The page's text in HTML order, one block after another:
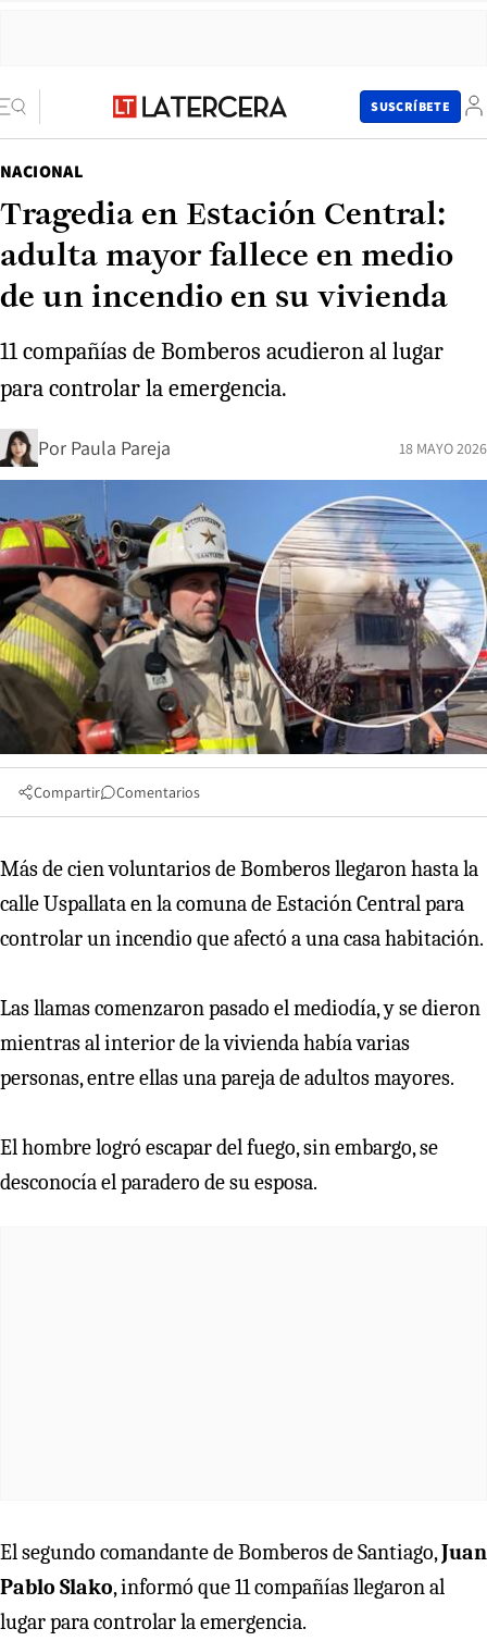
SUSCRÍBETE
NACIONAL
Tragedia en Estación Central:
adulta mayor fallece en medio
de un incendio en su vivienda
11 compañías de Bomberos acudieron al lugar
para controlar la emergencia.
Por Paula Pareja 18 MAYO 2026
Compartir Comentarios
Más de cien voluntarios de Bomberos llegaron hasta la
calle Uspallata en la comuna de Estación Central para
controlar un incendio que afectó a una casa habitación.
Las llamas comenzaron pasado el mediodía, y se dieron
mientras al interior de la vivienda había varias
personas, entre ellas una pareja de adultos mayores.
El hombre logró escapar del fuego, sin embargo, se
desconocía el paradero de su esposa.
El segundo comandante de Bomberos de Santiago,Juan
Pablo Slako, informó que 11 compañías llegaron al
lugar para controlar la emergencia.